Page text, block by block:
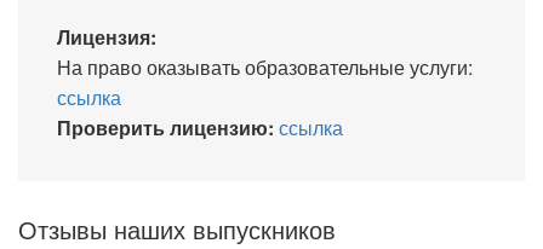
Лицензия:
На право оказывать образовательные услуги:
ссылка
Проверить лицензию: ссылка
Отзывы наших выпускников